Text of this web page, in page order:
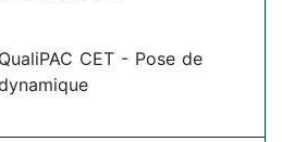
QualiPAC CET - Pose de